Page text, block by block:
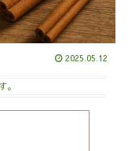
2025.05.12
。